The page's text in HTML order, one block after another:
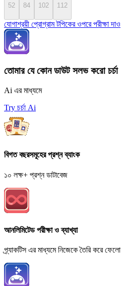
52 84 102 112
যোগাশ্রয়ী প্রোগ্রাম টপিকের ওপরে পরীক্ষা দাও
তোমার যে কোন ডাউট সলভ করো চর্চা
Ai এর মাধ্যমে
Try চর্চা Ai
বিগত বছরসমূহের প্রশ্ন ব্যাংক
১০ লক্ষ+ প্রশ্ন ডাটাবেজ
আনলিমিটেড পরীক্ষা ও ব্যাখ্যা
প্র্যাকটিস এর মাধ্যমে নিজেকে তৈরি করে ফেলো